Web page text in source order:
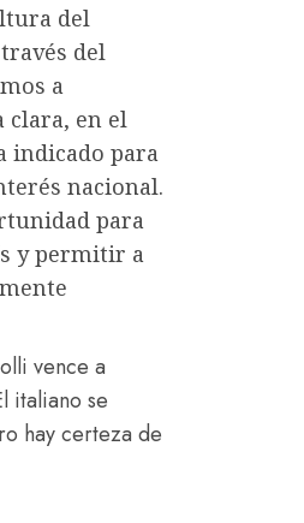
del
del
a
clara, en el
indicado para
nacional.
para
y permitir a
vence a
italiano se
hay certeza de